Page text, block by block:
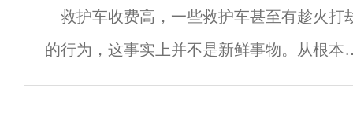
救护车收费高，一些救护车甚至有趁火打
的行为，这事实上并不是新鲜事物。从根本
分析起来，救护车120出租其原因无非两点